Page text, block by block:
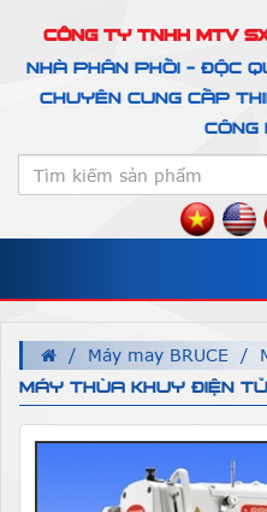
CÔNG TY TNHH MTV
NHÀ PHÂN PHỐI - ĐỘC
CHUYÊN CUNG CẤP
CÔNG
Máy may BRUCE
MÁY THÙA KHUY ĐIỆN TỬ